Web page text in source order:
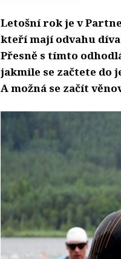
Letošní rok je v
kteří mají odvahu
Přesně s tímto
jakmile se začtete do
A možná se začít